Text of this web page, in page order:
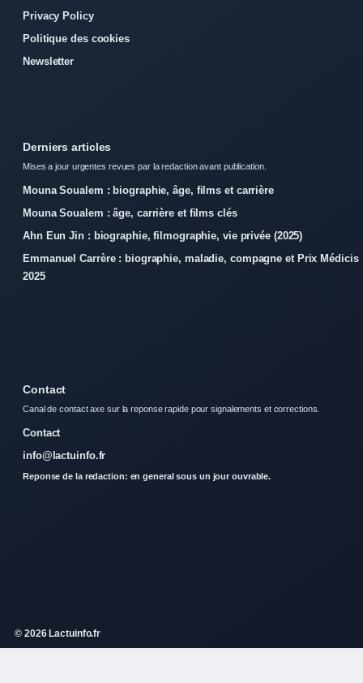
Privacy Policy
Politique des cookies
Newsletter
Derniers articles
Mises a jour urgentes revues par la redaction avant publication.
Mouna Soualem : biographie, âge, films et carrière
Mouna Soualem : âge, carrière et films clés
Ahn Eun Jin : biographie, filmographie, vie privée (2025)
Emmanuel Carrère : biographie, maladie, compagne et Prix Médicis
2025
Contact
Canal de contact axe sur la reponse rapide pour signalements et corrections.
Contact
info@lactuinfo.fr
Reponse de la redaction: en general sous un jour ouvrable.
© 2026 Lactuinfo.fr